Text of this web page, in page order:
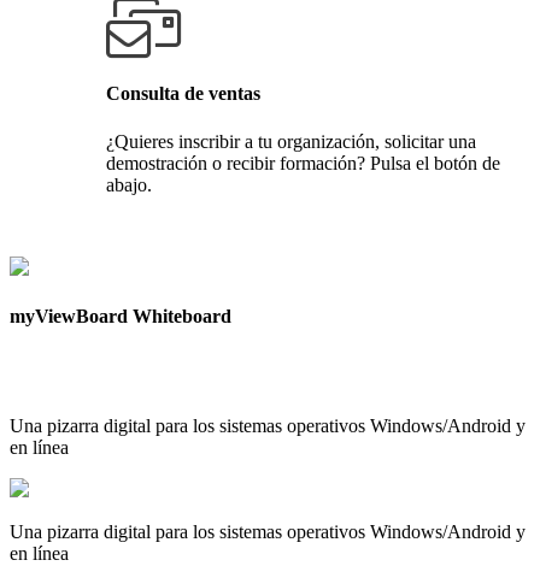
Consulta de ventas
¿Quieres inscribir a tu organización, solicitar una
demostración o recibir formación? Pulsa el botón de
abajo.
myViewBoard Whiteboard
Una pizarra digital para los sistemas operativos Windows/Android y
en línea
Una pizarra digital para los sistemas operativos Windows/Android y
en línea